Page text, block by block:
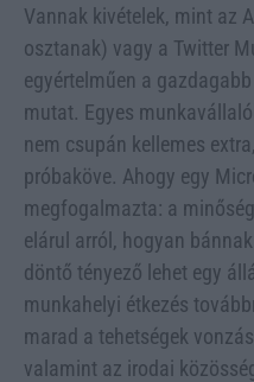
Vannak kivételek, mint az
osztanak) vagy a Twitter
egyértelműen a
mutat. Egyes
nem csupán kellemes
próbaköve. Ahogy egy
megfogalmazta: a
elárul arról, hogyan
döntő tényező lehet egy
munkahelyi étkezés
marad a tehetségek
valamint az irodai